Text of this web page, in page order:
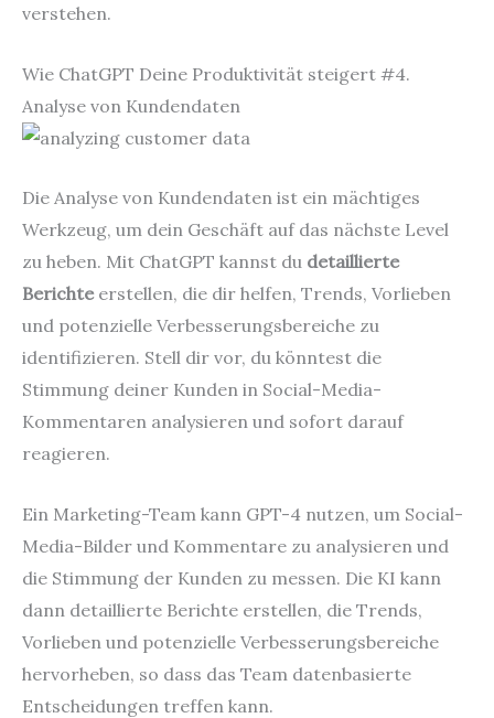
verstehen.
Wie ChatGPT Deine Produktivität steigert #4.
Analyse von Kundendaten
Die Analyse von Kundendaten ist ein mächtiges
Werkzeug, um dein Geschäft auf das nächste Level
zu heben. Mit ChatGPT kannst du detaillierte
Berichteerstellen, die dir helfen, Trends, Vorlieben
und potenzielle Verbesserungsbereiche zu
identifizieren. Stell dir vor, du könntest die
Stimmung deiner Kunden in Social-Media-
Kommentaren analysieren und sofort darauf
reagieren.
Ein Marketing-Team kann GPT-4 nutzen, um Social-
Media-Bilder und Kommentare zu analysieren und
die Stimmung der Kunden zu messen. Die KI kann
dann detaillierte Berichte erstellen, die Trends,
Vorlieben und potenzielle Verbesserungsbereiche
hervorheben, so dass das Team datenbasierte
Entscheidungen treffen kann.